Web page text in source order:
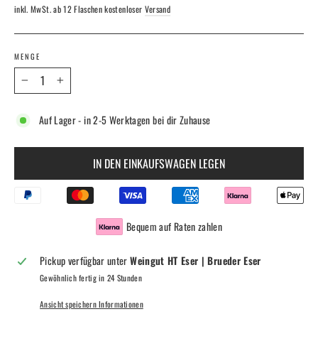
inkl. MwSt. ab 12 Flaschen kostenloser Versand
MENGE
+
Auf Lager - in 2-5 Werktagen bei dir Zuhause
IN DEN EINKAUFSWAGEN LEGEN
Bequem auf Raten zahlen
Pickup verfügbar unterWeingut HT Eser | Brueder Eser
Gewöhnlich fertig in 24 Stunden
Ansicht speichern Informationen